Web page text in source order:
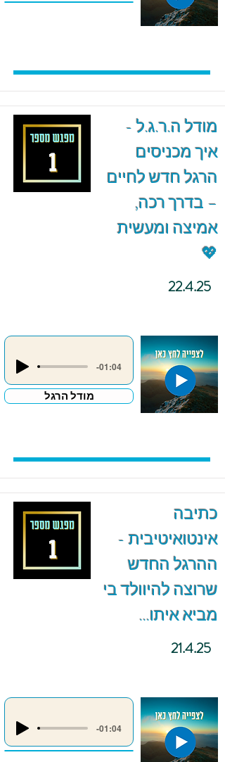
מודל ה.ר.ג.ל -
איך מכניסים
הרגל חדש לחיים
– בדרך רכה,
אמיצה ומעשית
💖
22.4.25
-01:04
מודל הרגל
כתיבה
אינטואיטיבית -
ההרגל החדש
שרוצה להיוולד בי
מביא איתו...
21.4.25
-01:04